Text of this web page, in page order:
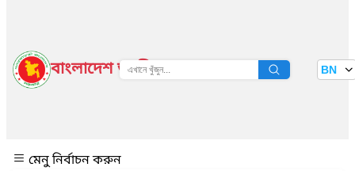
বাংলাদেশ জাতীয় তথ্য বাতায়ন BN
মেনু নির্বাচন করুন